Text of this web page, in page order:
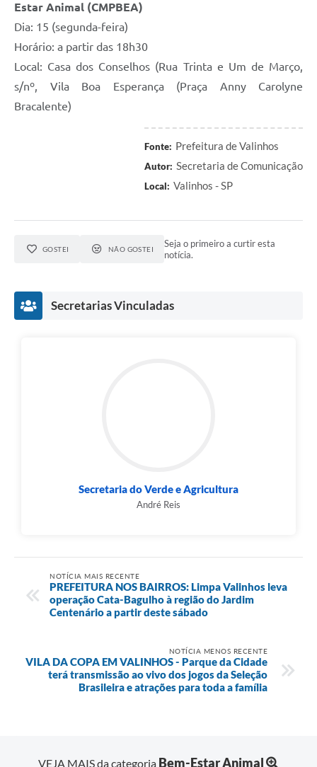
Estar Animal (CMPBEA)
Dia: 15 (segunda-feira)
Horário: a partir das 18h30
Local: Casa dos Conselhos (Rua Trinta e Um de Março,
s/nº, Vila Boa Esperança (Praça Anny Carolyne
Bracalente)
Fonte: Prefeitura de Valinhos
Autor: Secretaria de Comunicação
Local: Valinhos - SP
GOSTEI NÃO GOSTEI
Seja o primeiro a curtir esta
notícia.
Secretarias Vinculadas
Secretaria do Verde e Agricultura
André Reis
NOTÍCIA MAIS RECENTE
PREFEITURA NOS BAIRROS: Limpa Valinhos leva
operação Cata-Bagulho à região do Jardim
Centenário a partir deste sábado
NOTÍCIA MENOS RECENTE
VILA DA COPA EM VALINHOS - Parque da Cidade
terá transmissão ao vivo dos jogos da Seleção
Brasileira e atrações para toda a família
VEJA MAIS da categoria Bem-Estar Animal